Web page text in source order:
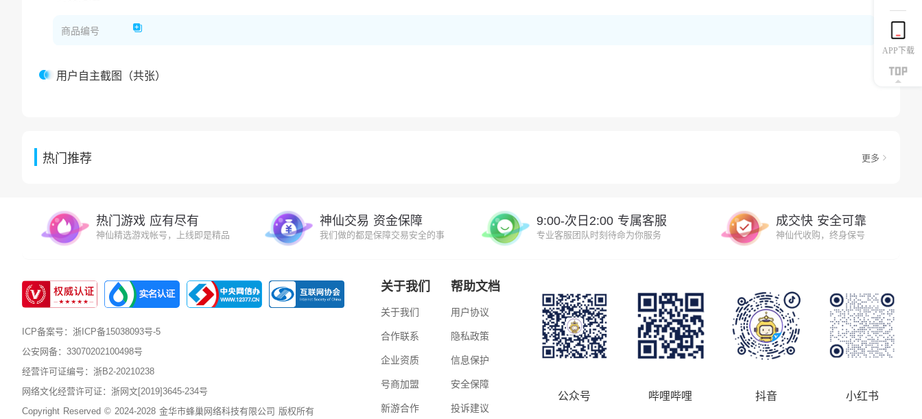
商品编号
用户自主截图（共张）
热门推荐 更多
APP下载
热门游戏 应有尽有
神仙精选游戏帐号，上线即是精品
神仙交易 资金保障
我们做的都是保障交易安全的事
9:00-次日2:00 专属客服
专业客服团队时刻待命为你服务
成交快 安全可靠
神仙代收购，终身保号
ICP备案号：浙ICP备15038093号-5
公安网备：33070202100498号
经营许可证编号：浙B2-20210238
网络文化经营许可证：浙网文[2019]3645-234号
Copyright Reserved © 2024-2028 金华市蜂巢网络科技有限公司 版权所有
关于我们
关于我们
合作联系
企业资质
号商加盟
新游合作
帮助文档
用户协议
隐私政策
信息保护
安全保障
投诉建议
公众号 哔哩哔哩 抖音 小红书